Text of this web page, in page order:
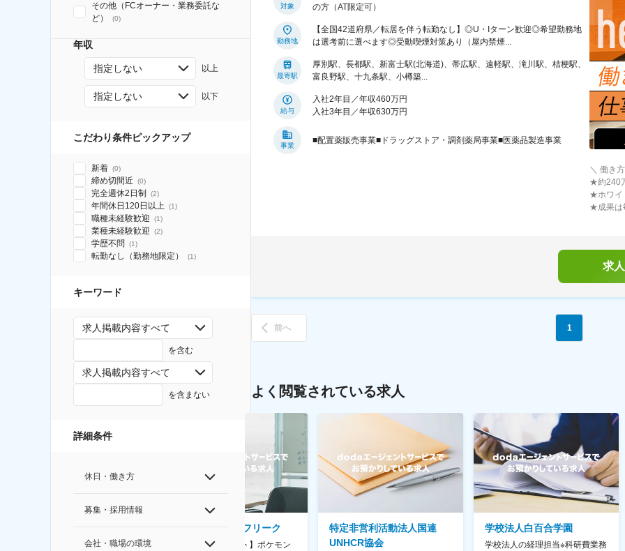
その他（FCオーナー・業務委託な
ど）
(0)
年収
指定しない 以上
指定しない 以下
こだわり条件ピックアップ
新着 (0)
締め切間近 (0)
完全週休2日制 (2)
年間休日120日以上 (1)
職種未経験歓迎 (1)
業種未経験歓迎 (2)
学歴不問 (1)
転勤なし（勤務地限定） (1)
キーワード
求人掲載内容すべて
を含む
求人掲載内容すべて
を含まない
詳細条件
休日・働き方
募集・採用情報
会社・職場の環境
対象
の方（AT限定可）
勤務地
【全国42道府県／転居を伴う転勤なし】◎U・Iターン歓迎◎希望勤務地
は選考前に選べます◎受動喫煙対策あり（屋内禁煙...
最寄駅
厚別駅、長都駅、新富士駅(北海道)、帯広駅、遠軽駅、滝川駅、桔梗駅、
富良野駅、十九条駅、小樽築...
給与
入社2年目／年収460万円
入社3年目／年収630万円
事業
■配置薬販売事業■ドラッグストア・調剤薬局事業■医薬品製造事業
＼ 働き
★約240
★ホワイ
★成果は
求
前へ 1
よく閲覧されている求人
【横浜※一般職/転勤なし】庶
株式会社ゲームフリーク
【庶務アシスタント】ポケモン
特定非営利活動法人国連
UNHCR協会
学校法人白百合学園
学校法人の経理担当※科研費業務